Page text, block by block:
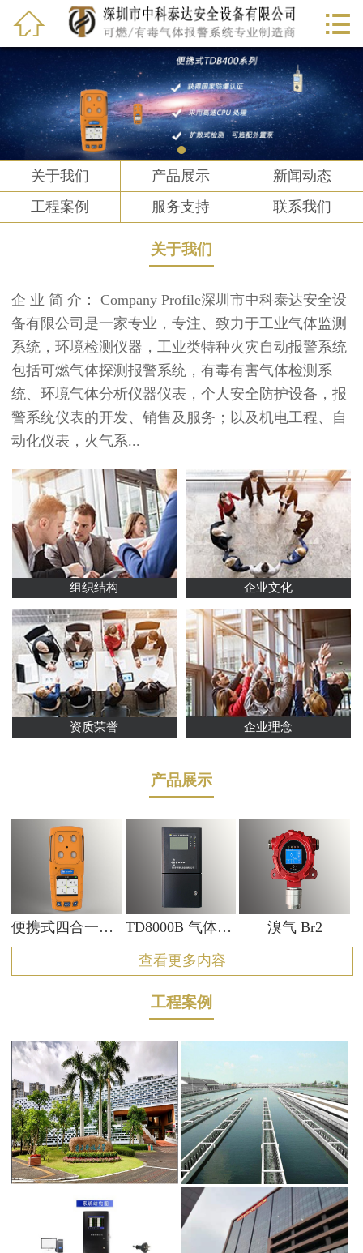
 首页
关于我们
产品展示
新闻动态
工程案例
 
关于我们 产品展示
新闻动态
工程案例
服务支持 联系我们
关于我们
企 业 简 介： Company Profile深圳市中科泰达安全设
备有限公司是一家专业，专注、致力于工业气体监测
系统，环境检测仪器，工业类特种火灾自动报警系统
包括可燃气体探测报警系统，有毒有害气体检测系
统、环境气体分析仪器仪表，个人安全防护设备，报
警系统仪表的开发、销售及服务；以及机电工程、自
动化仪表，火气系...
组织结构 企业文化
资质荣誉 企业理念
产品展示
便携式四合一气体检测仪 TDB400 TD8000B 气体报警控制器 溴气 Br2
查看更多内容
工程案例